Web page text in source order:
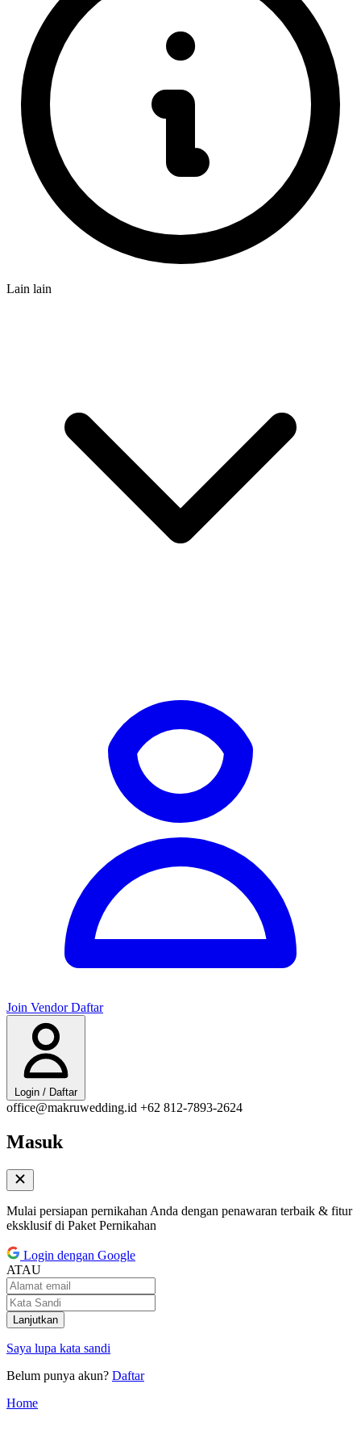
Lain lain
Join VendorDaftar
Login / Daftar
office@makruwedding.id +62 812-7893-2624
Masuk
Mulai persiapan pernikahan Anda dengan penawaran terbaik & fitur
eksklusif di Paket Pernikahan
Login dengan Google
ATAU
Lanjutkan
Saya lupa kata sandi
Belum punya akun? Daftar
Home